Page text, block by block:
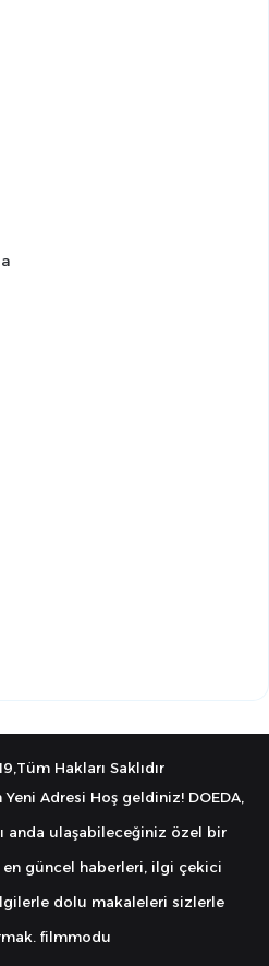
Hakları Saklıdır
Adresi Hoş geldiniz! DOEDA,
anda ulaşabileceğiniz özel bir
en güncel haberleri, ilgi çekici
dolu makaleleri sizlerle
filmmodu